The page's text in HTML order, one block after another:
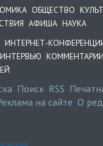
ОБЩЕСТВО
АФИША НАУКА
ИНТЕРНЕТ-
ИНТЕРВЬЮ КОММЕНТАРИИ
Поиск RSS
на сайте О